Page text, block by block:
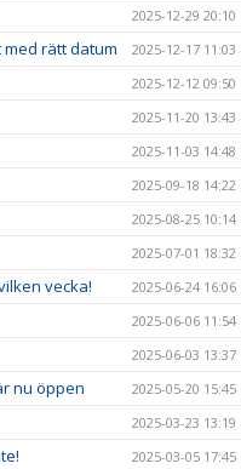
2025-12-29 20:10
rätt datum 2025-12-17 11:03
2025-12-12 09:50
2025-11-20 13:43
2025-11-03 14:48
2025-09-18 14:22
2025-08-25 10:14
2025-07-01 18:32
vecka! 2025-06-24 16:06
2025-06-06 11:54
2025-06-03 13:37
nu öppen 2025-05-20 15:45
2025-03-23 13:19
2025-03-05 17:45